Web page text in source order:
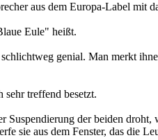
aus dem Europa-Label mit
Eule" heißt.
genial. Man merkt
treffend besetzt.
der beiden
sie aus dem Fenster, das die